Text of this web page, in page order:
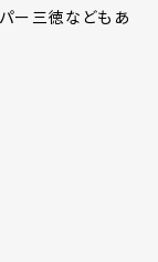
ー三徳などもあ